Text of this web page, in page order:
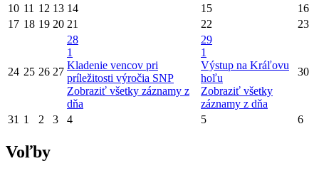
10 11 12 13 14 15
16
17 18 19 20 21 22 23
24 25 26 27
28
1
Kladenie vencov pri
príležitosti výročia SNP
Zobraziť všetky záznamy z
dňa
29
1
Výstup na Kráľovu
hoľu
Zobraziť všetky
záznamy z dňa
30
31 1 2 3 4 5 6
Voľby